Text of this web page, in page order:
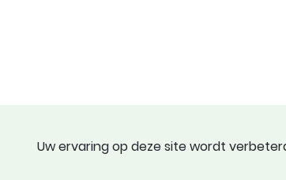
Uw ervaring op deze site wordt